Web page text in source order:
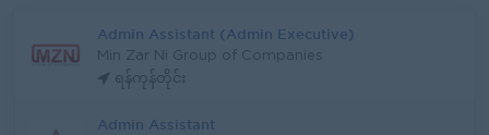
Admin Assistant (Admin Executive)
Min Zar Ni Group of Companies
ရန်ကုန်တိုင်း
Admin Assistant